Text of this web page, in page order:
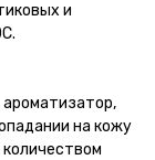
и
ароматизатор,
на кожу